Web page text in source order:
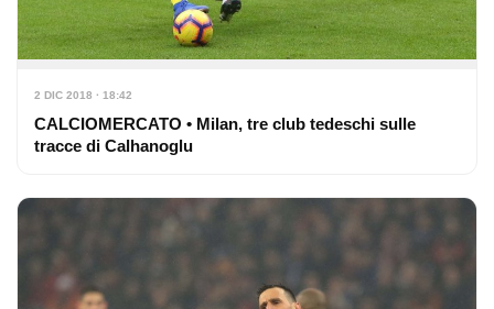
2 DIC 2018 · 18:42
CALCIOMERCATO • Milan, tre club tedeschi sulle
tracce di Calhanoglu